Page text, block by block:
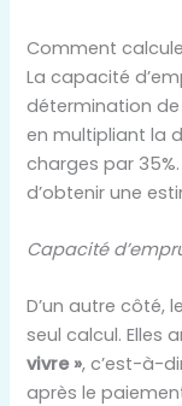
Comment
La capacité
détermination de
en multipliant la
charges par
d’obtenir une
Capacité
D’un autre côté,
seul calcul. Elles
vivre », c’est-à-
après le